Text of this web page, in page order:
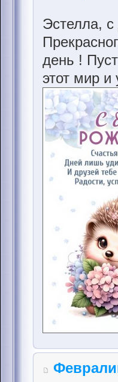
Эстелла,
день !
этот мир